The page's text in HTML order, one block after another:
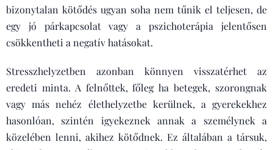
bizonytalan kötődés ugyan soha nem tűnik el teljesen, de
egy jó párkapcsolat vagy a pszichoterápia jelentősen
csökkentheti a negatív hatásokat.
Stresszhelyzetben azonban könnyen visszatérhet az
eredeti minta. A felnőttek, főleg ha betegek, szorongnak
vagy más nehéz élethelyzetbe kerülnek, a gyerekekhez
hasonlóan, szintén igyekeznek annak a személynek a
közelében lenni, akihez kötődnek. Ez általában a társuk,